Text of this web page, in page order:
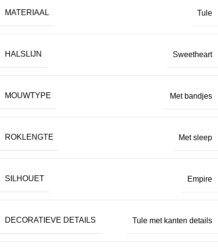
MATERIAAL Tule
HALSLIJN Sweetheart
MOUWTYPE Met bandjes
ROKLENGTE Met sleep
SILHOUET Empire
DECORATIEVE DETAILS Tule met kanten details